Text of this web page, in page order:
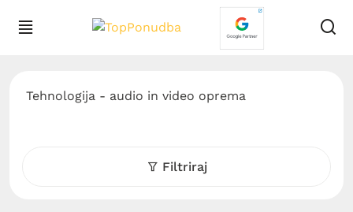
Tehnologija - audio in video oprema
Filtriraj